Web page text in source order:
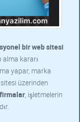
bir web sitesi
alma kararı
yapar, marka
üzerinden
, işletmelerin